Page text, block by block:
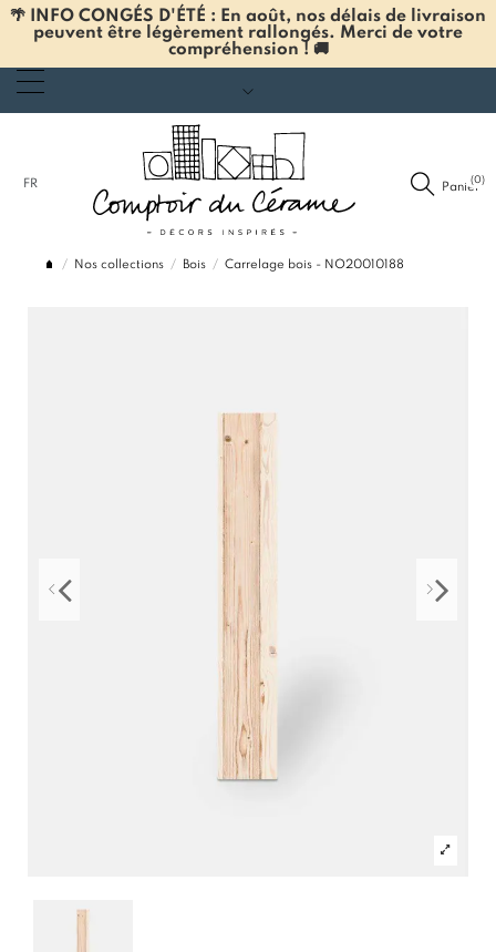
🌴 INFO CONGÉS D'ÉTÉ : En août, nos délais de livraison
peuvent être légèrement rallongés. Merci de votre
compréhension ! 🚚
FR Panier
(0)
Nos collections Bois Carrelage bois - NO20010188